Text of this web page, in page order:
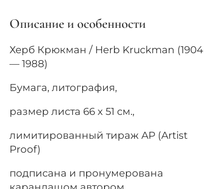
Описание и особенности
Херб Крюкман / Herb Kruckman (1904
— 1988)
Бумага, литография,
размер листа 66 х 51 см.,
лимитированный тираж AP (Artist
Proof)
подписана и пронумерована